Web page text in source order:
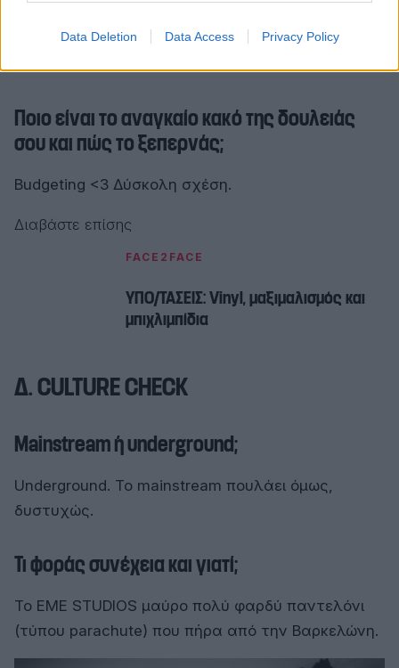
Data Deletion Data Access Privacy Policy
τολμάω να κάνω πράγματα, προτιμώ να ρισκάρω
Ποιο είναι το αναγκαίο κακό της δουλειάς
σου και πώς το ξεπερνάς;
Budgeting <3 Δύσκολη σχέση.
Διαβάστε επίσης
FACE2FACE
ΥΠΟ/ΤΑΣΕΙΣ: Vinyl, μαξιμαλισμός και
μπιχλιμπίδια
Δ. CULTURE CHECK
Mainstream ή underground;
Underground. Το mainstream πουλάει όμως,
δυστυχώς.
Τι φοράς συνέχεια και γιατί;
Το EME STUDIOS μαύρο πολύ φαρδύ παντελόνι
(τύπου parachute) που πήρα από την Βαρκελώνη.